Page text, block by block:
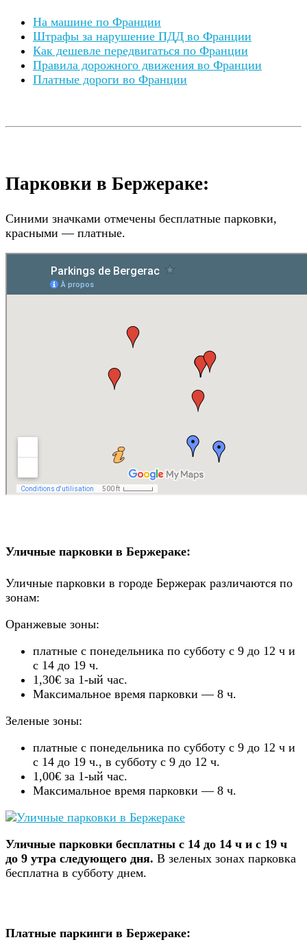
На машине по Франции
Штрафы за нарушение ПДД во Франции
Как дешевле передвигаться по Франции
Правила дорожного движения во Франции
Платные дороги во Франции
Парковки в Бержераке:
Синими значками отмечены бесплатные парковки,
красными — платные.
Уличные парковки в Бержераке:
Уличные парковки в городе Бержерак различаются по
зонам:
Оранжевые зоны:
платные с понедельника по субботу с 9 до 12 ч и
с 14 до 19 ч.
1,30€ за 1-ый час.
Максимальное время парковки — 8 ч.
Зеленые зоны:
платные с понедельника по субботу с 9 до 12 ч и
с 14 до 19 ч., в субботу с 9 до 12 ч.
1,00€ за 1-ый час.
Максимальное время парковки — 8 ч.
Уличные парковки бесплатны с 14 до 14 ч и с 19 ч
до 9 утра следующего дня. В зеленых зонах парковка
бесплатна в субботу днем.
Платные паркинги в Бержераке: